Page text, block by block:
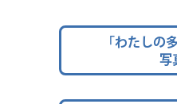
「わたしの
写